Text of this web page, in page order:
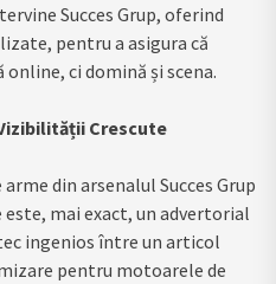
Succes Grup, oferind
pentru a asigura că
online, ci domină și scena.
Crescute
din arsenalul Succes Grup
este, mai exact, un advertorial
ingenios între un articol
pentru motoarele de